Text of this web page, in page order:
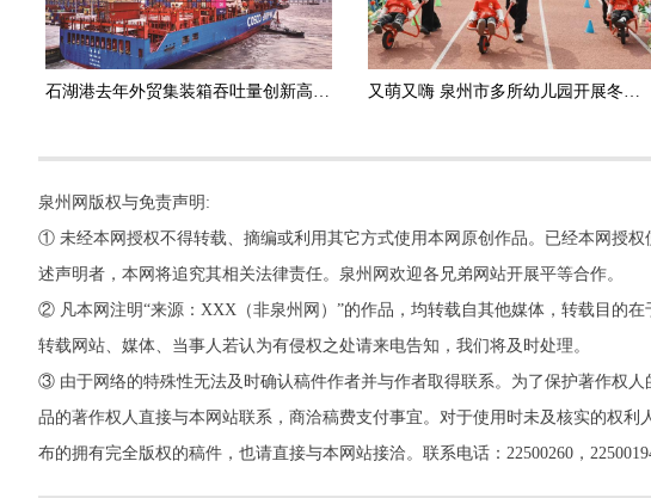
石湖港去年外贸集装箱吞吐量创新高 比增超13% 又萌又嗨 泉州市多所幼儿园开展冬季亲子运动会
泉州网版权与免责声明:
① 未经本网授权不得转载、摘编或利用其它方式使用本网原创作品。已经本网授
述声明者，本网将追究其相关法律责任。泉州网欢迎各兄弟网站开展平等合作。
② 凡本网注明“来源：XXX（非泉州网）”的作品，均转载自其他媒体，转载目的
转载网站、媒体、当事人若认为有侵权之处请来电告知，我们将及时处理。
③ 由于网络的特殊性无法及时确认稿件作者并与作者取得联系。为了保护著作权
品的著作权人直接与本网站联系，商洽稿费支付事宜。对于使用时未及核实的权
布的拥有完全版权的稿件，也请直接与本网站接洽。联系电话：22500260，